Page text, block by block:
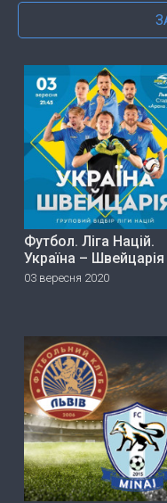
Футбол. Ліга Націй.
Україна – Швейцарія
03 вересня 2020